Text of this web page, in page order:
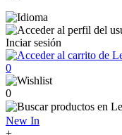
Inciar sesión
0
0
New In